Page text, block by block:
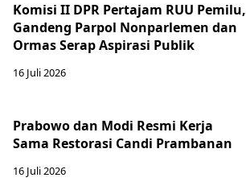
Komisi II DPR Pertajam RUU Pemilu,
Gandeng Parpol Nonparlemen dan
Ormas Serap Aspirasi Publik
16 Juli 2026
Prabowo dan Modi Resmi Kerja
Sama Restorasi Candi Prambanan
16 Juli 2026